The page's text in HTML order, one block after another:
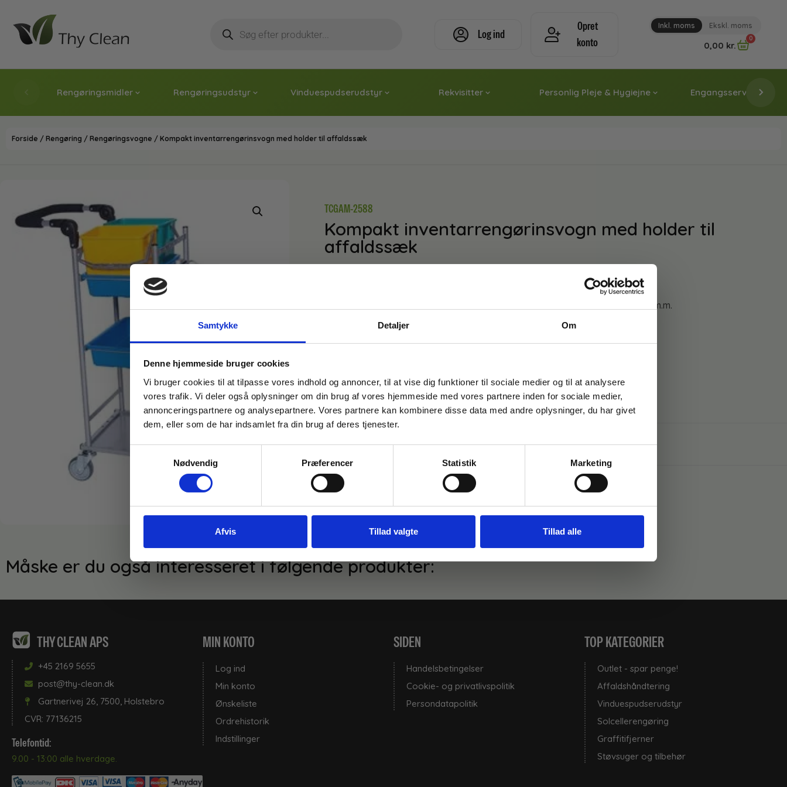
Samtykke Detaljer Om
Denne hjemmeside bruger cookies
Vi bruger cookies til at tilpasse vores indhold og annoncer, til at vise dig funktioner til sociale medier og til at analysere
vores trafik. Vi deler også oplysninger om din brug af vores hjemmeside med vores partnere inden for sociale medier,
annonceringspartnere og analysepartnere. Vores partnere kan kombinere disse data med andre oplysninger, du har givet
dem, eller som de har indsamlet fra din brug af deres tjenester.
Nødvendig
Præferencer Statistik Marketing
Afvis Tillad valgte Tillad alle
Log ind
Opret
konto
Inkl. moms Ekskl. moms
0,00 kr.
0
Rengøringsmidler Rengøringsudstyr Vinduespudserudstyr Rekvisitter Personlig Pleje & Hygiejne Engangsservice &
Forside / Rengøring / Rengøringsvogne / Kompakt inventarrengørinsvogn med holder til affaldssæk
TCGAM-2588
Kompakt inventarrengørinsvogn med holder til
affaldssæk
Kompakt inventarrengøringsvogn med masser af plads til rengøringsmidler m.m.
længde 65 cm, bredde 37 cm, højde 103 cm
Vægt 13 kg
TILFØJ TIL KURV
Lagervare til omgående levering
Kompakt rengøringsvogn med justerbar håndtag
2 plastbakker
Måske er du også interesseret i følgende produkter:
THY CLEAN APS
+45 2169 5655
post@thy-clean.dk
Gartnerivej 26, 7500, Holstebro
CVR: 77136215
Telefontid:
9.00 - 13:00 alle hverdage.
MIN KONTO
Log ind
Min konto
Ønskeliste
Ordrehistorik
Indstillinger
SIDEN
Handelsbetingelser
Cookie- og privatlivspolitik
Persondatapolitik
TOP KATEGORIER
Outlet - spar penge!
Affaldshåndtering
Vinduespudserudstyr
Solcellerengøring
Graffitifjerner
Støvsuger og tilbehør
Gem den, før den forsvinder!
Email